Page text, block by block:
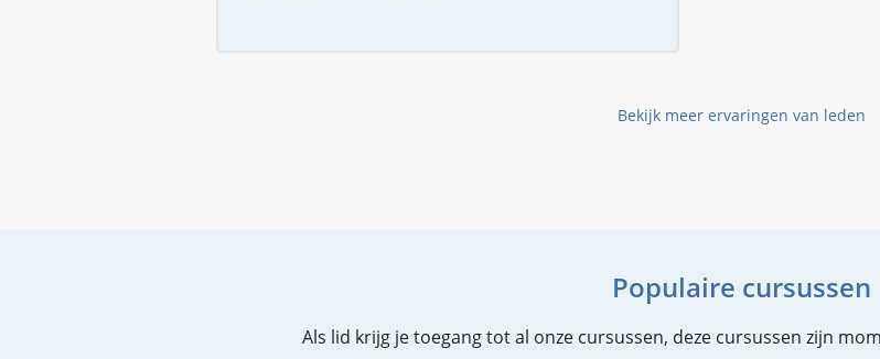
Bekijk meer ervaringen van leden
Populaire cursussen
Als lid krijg je toegang tot al onze cursussen, deze cursussen zijn